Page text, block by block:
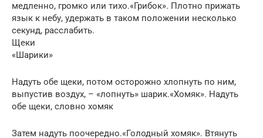
медленно, громко или тихо.«Грибок». Плотно прижать
язык к небу, удержать в таком положении несколько
секунд, расслабить.
Щеки
«Шарики»
Надуть обе щеки, потом осторожно хлопнуть по ним,
выпустив воздух, – «лопнуть» шарик.«Хомяк». Надуть
обе щеки, словно хомяк
Затем надуть поочередно.«Голодный хомяк». Втянуть